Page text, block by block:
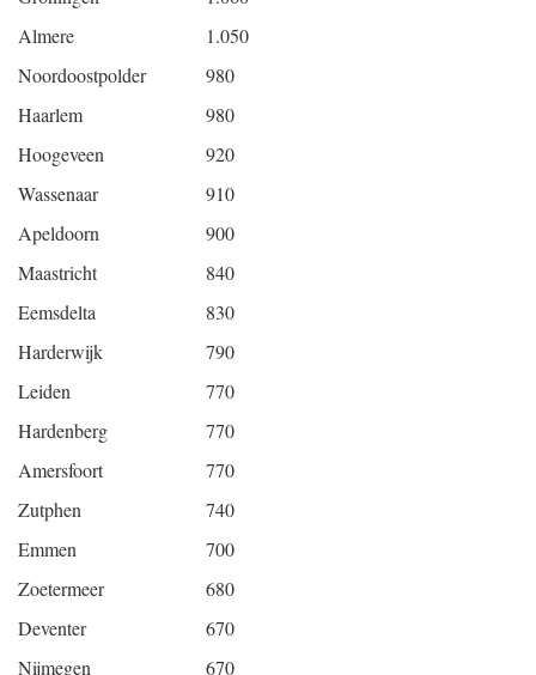
Almere
1.050
Noordoostpolder
980
Haarlem
980
Hoogeveen
920
Wassenaar
910
Apeldoorn
900
Maastricht
840
Eemsdelta
830
Harderwijk
790
Leiden
770
Hardenberg
770
Amersfoort
770
Zutphen
740
Emmen
700
Zoetermeer
680
Deventer
670
Nijmegen
670